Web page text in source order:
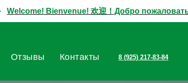
Bienvenue! 欢迎！Добро пожаловать! в
Отзывы Контакты 8 (925) 217-83-84